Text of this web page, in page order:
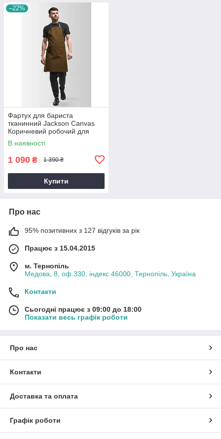
–22%
Фартух для бариста
тканинний Jackson Canvas
Коричневий робочий для
бармена з кишенею фартух
для офіціанта
В наявності
1 090 ₴ 1 390 ₴
Купити
Про нас
95% позитивних з 127 відгуків за рік
Працює з 15.04.2015
м. Тернопіль
Медова, 8, оф.330, індекс 46000, Тернопіль, Україна
Контакти
Сьогодні працює з 09:00 до 18:00
Показати весь графік роботи
Про нас
Контакти
Доставка та оплата
Графік роботи